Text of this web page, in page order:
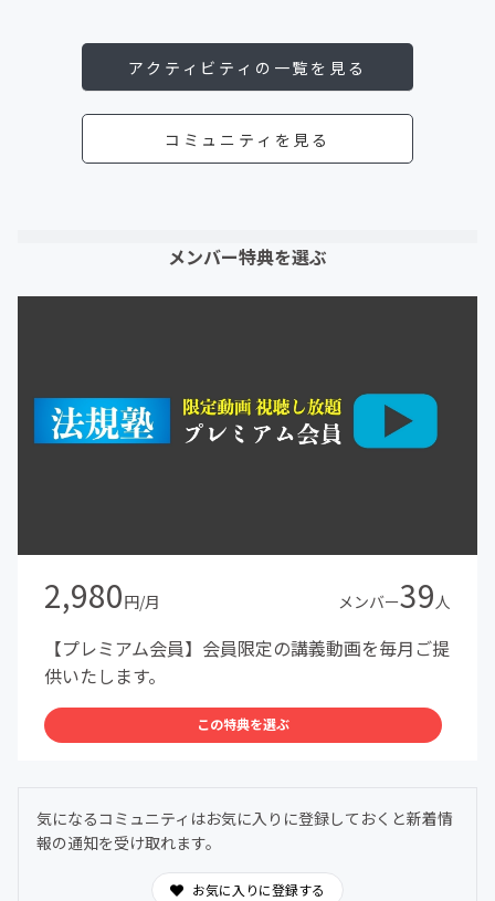
アクティビティの一覧を見る
コミュニティを見る
メンバー特典を選ぶ
2,980円/月 メンバー39人
【プレミアム会員】会員限定の講義動画を毎月ご提
供いたします。
この特典を選ぶ
気になるコミュニティはお気に入りに登録しておくと新着情
報の通知を受け取れます。
お気に入りに登録する